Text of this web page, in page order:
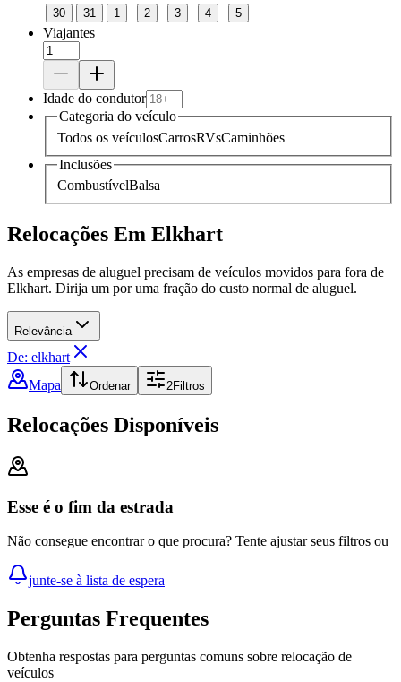
30
31 1 2 3 4 5
Viajantes
Idade do condutor
Categoria do veículo
Todos os veículosCarrosRVsCaminhões
Inclusões
CombustívelBalsa
Relocações Em Elkhart
As empresas de aluguel precisam de veículos movidos para fora de
Elkhart. Dirija um por uma fração do custo normal de aluguel.
Relevância
De: elkhart
Mapa
Ordenar 2Filtros
Relocações Disponíveis
Esse é o fim da estrada
Não consegue encontrar o que procura? Tente ajustar seus filtros ou
junte-se à lista de espera
Perguntas Frequentes
Obtenha respostas para perguntas comuns sobre relocação de
veículos